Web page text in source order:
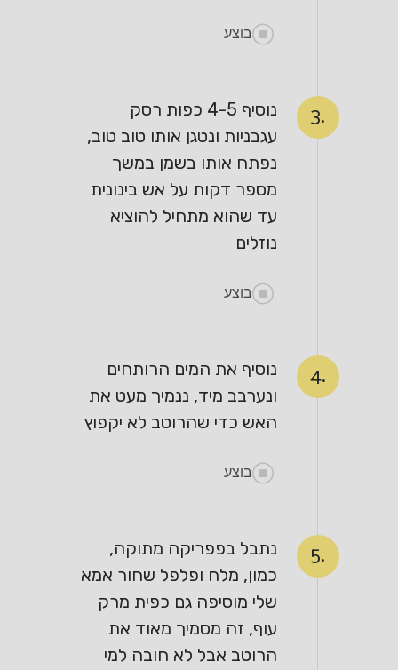
בוצע
3.
נוסיף 4-5 כפות רסק
עגבניות ונטגן אותו טוב טוב,
נפתח אותו בשמן במשך
מספר דקות על אש בינונית
עד שהוא מתחיל להוציא
נוזלים
בוצע
4.
נוסיף את המים הרותחים
ונערבב מיד, ננמיך מעט את
האש כדי שהרוטב לא יקפוץ
בוצע
5.
נתבל בפפריקה מתוקה,
כמון, מלח ופלפל שחור אמא
שלי מוסיפה גם כפית מרק
עוף, זה מסמיך מאוד את
הרוטב אבל לא חובה למי